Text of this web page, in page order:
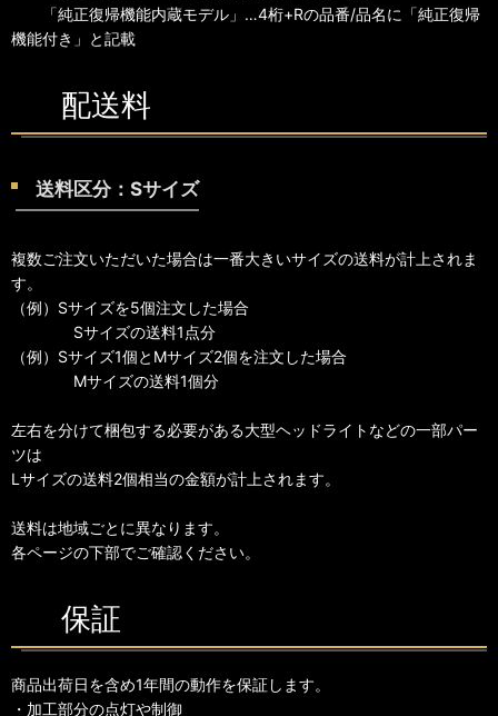
「純正復帰機能内蔵モデル」…4桁+Rの品番/品名に「純正復帰
機能付き」と記載
配送料
送料区分：Sサイズ
複数ご注文いただいた場合は一番大きいサイズの送料が計上されま
す。
（例）Sサイズを5個注文した場合
Sサイズの送料1点分
（例）Sサイズ1個とMサイズ2個を注文した場合
Mサイズの送料1個分
左右を分けて梱包する必要がある大型ヘッドライトなどの一部パー
ツは
Lサイズの送料2個相当の金額が計上されます。
送料は地域ごとに異なります。
各ページの下部でご確認ください。
保証
商品出荷日を含め1年間の動作を保証します。
・加工部分の点灯や制御